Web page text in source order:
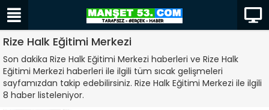
Rize Halk Eğitimi Merkezi
Son dakika Rize Halk Eğitimi Merkezi haberleri ve Rize Halk
Eğitimi Merkezi haberleri ile ilgili tüm sıcak gelişmeleri
sayfamızdan takip edebilirsiniz. Rize Halk Eğitimi Merkezi ile ilgili
8 haber listeleniyor.